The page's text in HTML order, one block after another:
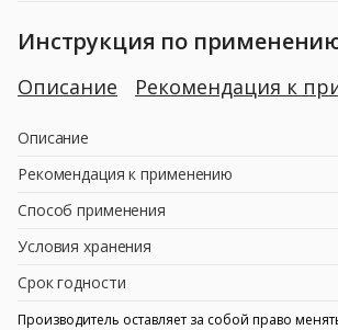
Инструкция по
Описание Рекомендация к
Описание
Рекомендация к применению
Способ применения
Условия хранения
Срок годности
Производитель оставляет за собой право